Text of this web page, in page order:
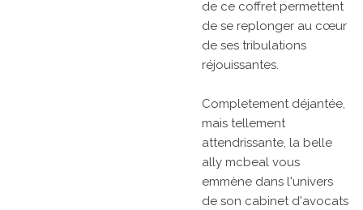
de ce coffret permettent
de se replonger au cœur
de ses tribulations
réjouissantes.
Completement déjantée,
mais tellement
attendrissante, la belle
ally mcbeal vous
emmène dans l'univers
de son cabinet d'avocats